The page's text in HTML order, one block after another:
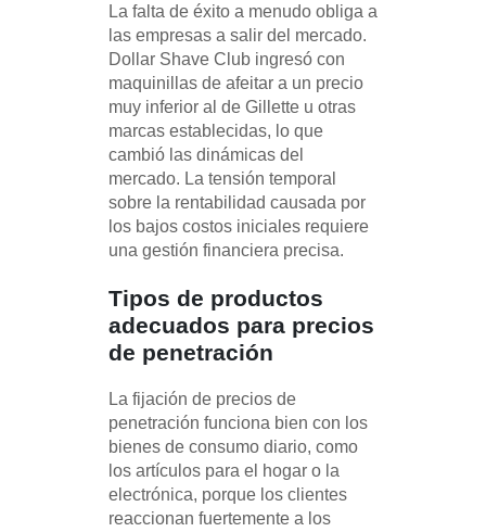
La falta de éxito a menudo obliga a
las empresas a salir del mercado.
Dollar Shave Club ingresó con
maquinillas de afeitar a un precio
muy inferior al de Gillette u otras
marcas establecidas, lo que
cambió las dinámicas del
mercado. La tensión temporal
sobre la rentabilidad causada por
los bajos costos iniciales requiere
una gestión financiera precisa.
Tipos de productos
adecuados para precios
de penetración
La fijación de precios de
penetración funciona bien con los
bienes de consumo diario, como
los artículos para el hogar o la
electrónica, porque los clientes
reaccionan fuertemente a los